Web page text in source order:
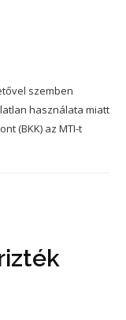
szemben
használata miatt
(BKK) az MTI-t